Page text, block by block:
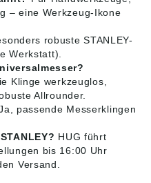
– eine Werkzeug-Ikone
robuste STANLEY-
Werkstatt).
Klinge werkzeuglos,
Allrounder.
passende Messerklingen
HUG führt
bis 16:00 Uhr
Versand.